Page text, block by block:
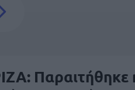
Παραιτήθηκε